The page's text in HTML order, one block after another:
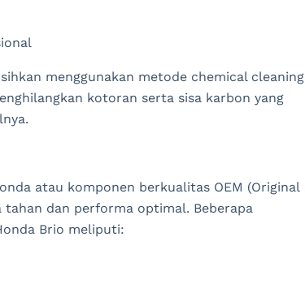
menggunakan metode chemical cleaning
kotoran serta sisa karbon yang
atau komponen berkualitas OEM (Original
dan performa optimal. Beberapa
Brio meliputi: